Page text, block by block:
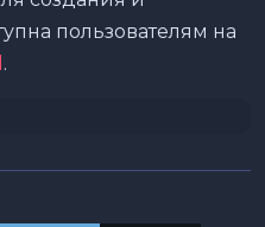
пользователям на
.